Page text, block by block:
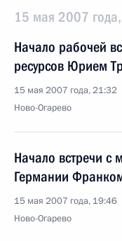
15 мая 2007
Начало рабочей
ресурсов Юрием
15 мая 2007 года, 21:32
Ново-Огарево
Начало встречи с
Германии
15 мая 2007 года, 19:46
Ново-Огарево